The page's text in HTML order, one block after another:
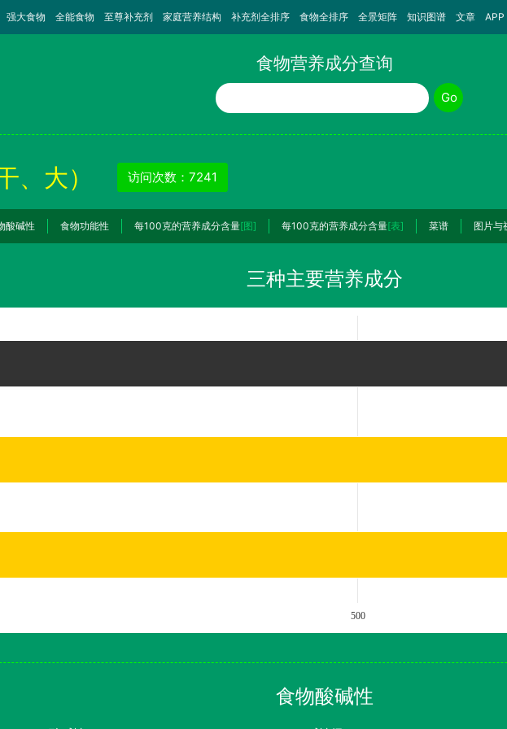
强大食物 全能食物 至尊补充剂 家庭营养结构 补充剂全排序 食物全排序 全景矩阵 知识图谱 文章 APP
食物营养成分查询
食物名称
Go
、大） 访问次数：7241
酸碱性 食物功能性 每100克的营养成分含量[图] 每100克的营养成分含量[表] 菜谱 图片与
三种主要营养成分
500
食物酸碱性